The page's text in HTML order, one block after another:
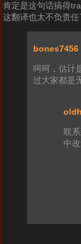
肯定是这句话搞得
这翻译也太不负责
bones7456
呵呵，估计
过大家都是
联
中